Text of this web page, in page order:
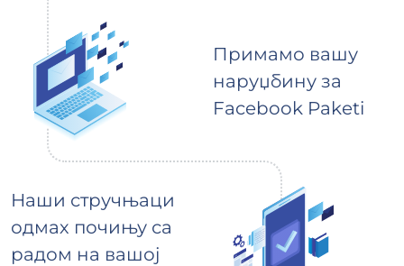
Примамо вашу
наруџбину за
Facebook Paketi
Наши стручњаци
одмах почињу са
радом на вашој